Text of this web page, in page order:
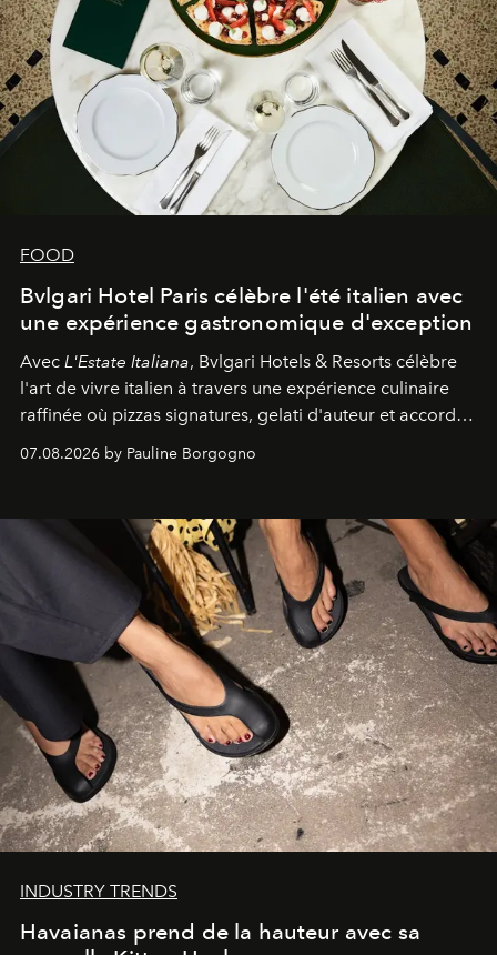
FOOD
Bvlgari Hotel Paris célèbre l'été italien avec
une expérience gastronomique d'exception
Avec L'Estate Italiana, Bvlgari Hotels & Resorts célèbre
l'art de vivre italien à travers une expérience culinaire
raffinée où pizzas signatures, gelati d'auteur et accords
d'exception composent un véritable voyage sensoriel.
07.08.2026 by Pauline Borgogno
INDUSTRY TRENDS
Havaianas prend de la hauteur avec sa